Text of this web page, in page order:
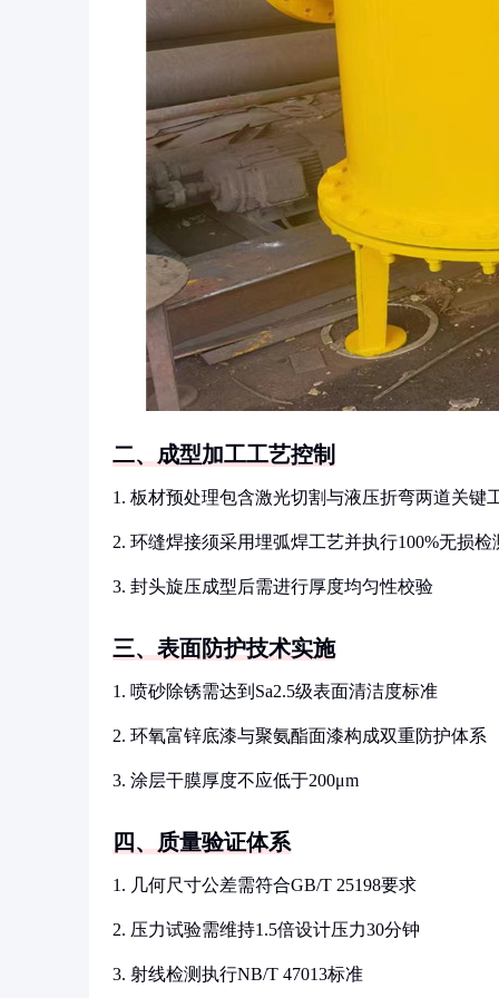
二、成型加工工艺控制
1. 板材预处理包含激光切割与液压折弯两道关键
2. 环缝焊接须采用埋弧焊工艺并执行100%无损检
3. 封头旋压成型后需进行厚度均匀性校验
三、表面防护技术实施
1. 喷砂除锈需达到Sa2.5级表面清洁度标准
2. 环氧富锌底漆与聚氨酯面漆构成双重防护体系
3. 涂层干膜厚度不应低于200μm
四、质量验证体系
1. 几何尺寸公差需符合GB/T 25198要求
2. 压力试验需维持1.5倍设计压力30分钟
3. 射线检测执行NB/T 47013标准